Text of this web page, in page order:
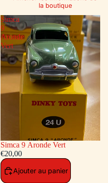
la boutique
Simca
9
Aronde
Vert
Simca 9 Aronde Vert
€20,00
Ajouter au panier